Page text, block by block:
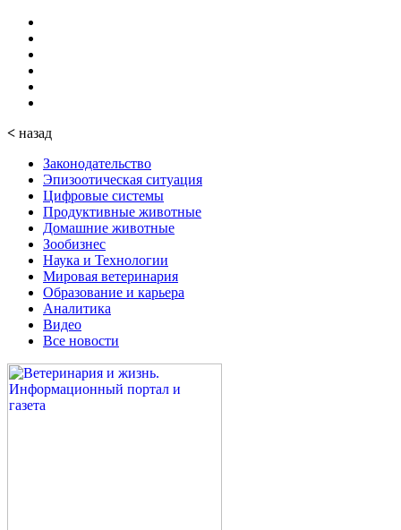
< назад
Законодательство
Эпизоотическая ситуация
Цифровые системы
Продуктивные животные
Домашние животные
Зообизнес
Наука и Технологии
Мировая ветеринария
Образование и карьера
Аналитика
Видео
Все новости